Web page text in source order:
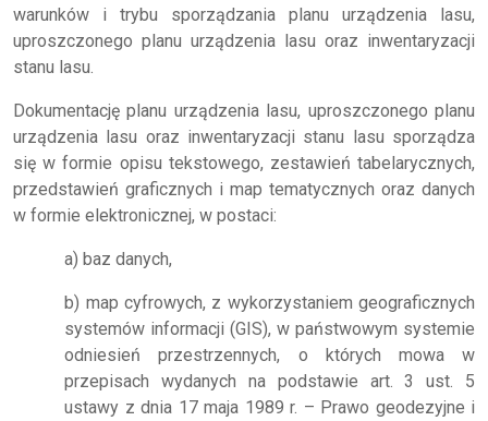
warunków i trybu sporządzania planu urządzenia lasu,
uproszczonego planu urządzenia lasu oraz inwentaryzacji
stanu lasu.
Dokumentację planu urządzenia lasu, uproszczonego planu
urządzenia lasu oraz inwentaryzacji stanu lasu sporządza
się w formie opisu tekstowego, zestawień tabelarycznych,
przedstawień graficznych i map tematycznych oraz danych
w formie elektronicznej, w postaci:
a) baz danych,
b) map cyfrowych, z wykorzystaniem geograficznych
systemów informacji (GIS), w państwowym systemie
odniesień przestrzennych, o których mowa w
przepisach wydanych na podstawie art. 3 ust. 5
ustawy z dnia 17 maja 1989 r. – Prawo geodezyjne i